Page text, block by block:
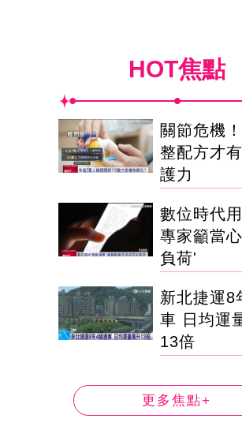
HOT焦點
關節危機
整配方才
護力
數位時代
專家籲當
負荷'
新北捷運8
車 日均運
13倍
更多焦點+